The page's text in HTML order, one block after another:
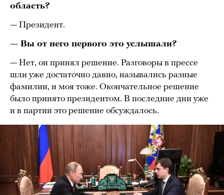
область?
— Президент.
— Вы от него первого это услышали?
— Нет, он принял решение. Разговоры в прессе
шли уже достаточно давно, назывались разные
фамилии, и моя тоже. Окончательное решение
было принято президентом. В последние дни уже
и в партии это решение обсуждалось.